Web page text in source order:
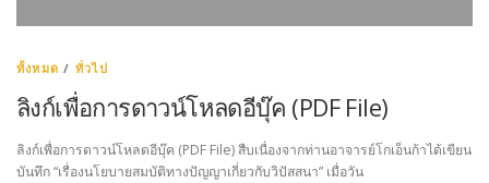
ทั้งหมด / ทั่วไป
ลิงก์เพื่อการดาวน์โหลดอีบุ๊ค (PDF File)
ลิงก์เพื่อการดาวน์โหลดอีบุ๊ค (PDF File) สืบเนื่องจากท่านอาจารย์โกเอ็นก้าได้เขียน
บันทึก “เรื่องนโยบายสมบัติทางปัญญาเกี่ยวกับวิปัสสนา” เมื่อวัน